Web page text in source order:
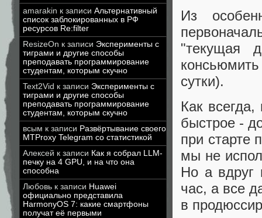
amarakin к записи Альтернативный
список заблокированных в РФ
ресурсов Re:filter
ResizeOn к записи Эксперименты с
тиграми и другие способы
преподавать программирование
студентам, которым скучно
Text2Vid к записи Эксперименты с
тиграми и другие способы
преподавать программирование
студентам, которым скучно
всым к записи Развёртывание своего
MTProxy Telegram со статистикой
Алексей к записи Как я собрал LLM-
печку на 4 GPU, и на что она
способна
Любовь к записи Huawei
официально представила
HarmonyOS 7: какие смартфоны
получат её первыми
Из
"текущая
сутки).
Как
быстрое -
при старте
мы не
Но а вдруг
час, а все
в